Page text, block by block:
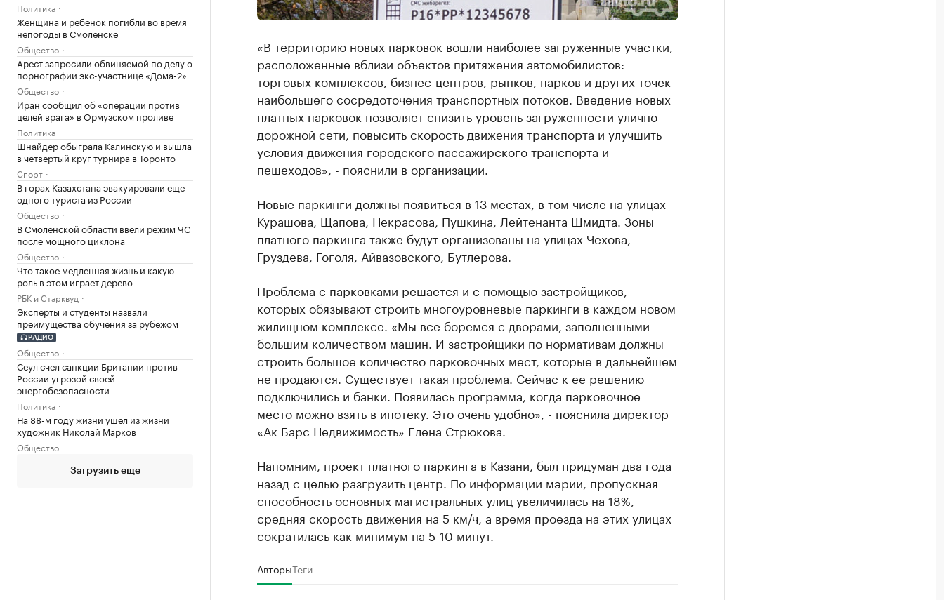
Политика
Женщина и ребенок погибли во время
непогоды в Смоленске
Общество
Арест запросили обвиняемой по делу о
порнографии экс-участнице «Дома-2»
Общество
Иран сообщил об «операции против
целей врага» в Ормузском проливе
Политика
Шнайдер обыграла Калинскую и вышла
в четвертый круг турнира в Торонто
Спорт
В горах Казахстана эвакуировали еще
одного туриста из России
Общество
В Смоленской области ввели режим ЧС
после мощного циклона
Общество
Что такое медленная жизнь и какую
роль в этом играет дерево
РБК и Старквуд
Эксперты и студенты назвали
преимущества обучения за рубежом
РАДИО
Общество
Сеул счел санкции Британии против
России угрозой своей
энергобезопасности
Политика
На 88-м году жизни ушел из жизни
художник Николай Марков
Общество
Загрузить еще
«В территорию новых парковок вошли наиболее загруженные участки,
расположенные вблизи объектов притяжения автомобилистов:
торговых комплексов, бизнес-центров, рынков, парков и других точек
наибольшего сосредоточения транспортных потоков. Введение новых
платных парковок позволяет снизить уровень загруженности улично-
дорожной сети, повысить скорость движения транспорта и улучшить
условия движения городского пассажирского транспорта и
пешеходов», - пояснили в организации.
Новые паркинги должны появиться в 13 местах, в том числе на улицах
Курашова, Щапова, Некрасова, Пушкина, Лейтенанта Шмидта. Зоны
платного паркинга также будут организованы на улицах Чехова,
Груздева, Гоголя, Айвазовского, Бутлерова.
Проблема с парковками решается и с помощью застройщиков,
которых обязывают строить многоуровневые паркинги в каждом новом
жилищном комплексе. «Мы все боремся с дворами, заполненными
большим количеством машин. И застройщики по нормативам должны
строить большое количество парковочных мест, которые в дальнейшем
не продаются. Существует такая проблема. Сейчас к ее решению
подключились и банки. Появилась программа, когда парковочное
место можно взять в ипотеку. Это очень удобно», - пояснила директор
«Ак Барс Недвижимость» Елена Стрюкова.
Напомним, проект платного паркинга в Казани, был придуман два года
назад с целью разгрузить центр. По информации мэрии, пропускная
способность основных магистральных улиц увеличилась на 18%,
средняя скорость движения на 5 км/ч, а время проезда на этих улицах
сократилась как минимум на 5-10 минут.
АвторыТеги